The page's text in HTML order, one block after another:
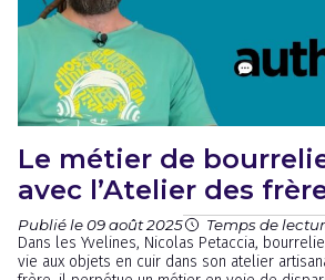
Le métier de
avec l’Atelier des
Publié le 09 août 2025 Temps de
Dans les Yvelines, Nicolas Petaccia,
vie aux objets en cuir dans son atelier